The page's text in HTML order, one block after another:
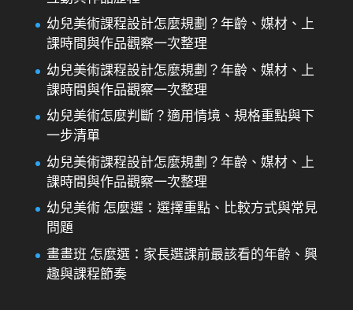
幼兒美術課程設計怎麼規劃？年齡、媒材、上
課時間與作品觀察一次整理
幼兒美術課程設計怎麼規劃？年齡、媒材、上
課時間與作品觀察一次整理
幼兒美術怎麼判斷？適用情境、規格重點與下
一步清單
幼兒美術課程設計怎麼規劃？年齡、媒材、上
課時間與作品觀察一次整理
幼兒美術 怎麼選：選擇重點、比較方式與常見
問題
畫畫班 怎麼選：家長選課前最該看的年齡、興
趣與課程節奏